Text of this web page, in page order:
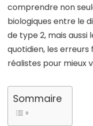
comprendre non
biologiques entre le
de type 2, mais aussi
quotidien, les
réalistes pour mieux
Sommaire